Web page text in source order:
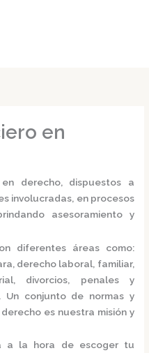
en
derecho, dispuestos a
involucradas, en procesos
asesoramiento y
diferentes áreas como:
derecho laboral, familiar,
divorcios, penales y
Un conjunto de normas y
es nuestra misión y
a la hora de escoger tu